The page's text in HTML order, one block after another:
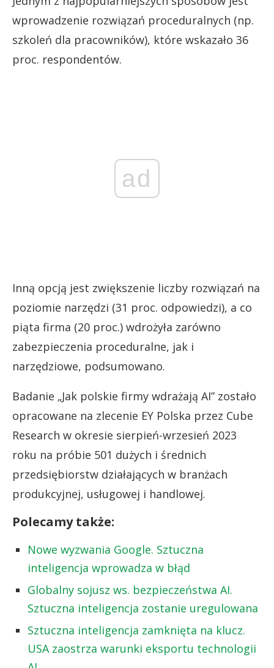
wprowadzenie rozwiązań proceduralnych (np.
szkoleń dla pracowników), które wskazało 36
proc. respondentów.
ad
Inną opcją jest zwiększenie liczby rozwiązań na
poziomie narzędzi (31 proc. odpowiedzi), a co
piąta firma (20 proc.) wdrożyła zarówno
zabezpieczenia proceduralne, jak i
narzędziowe, podsumowano.
Badanie „Jak polskie firmy wdrażają AI” zostało
opracowane na zlecenie EY Polska przez Cube
Research w okresie sierpień-wrzesień 2023
roku na próbie 501 dużych i średnich
przedsiębiorstw działających w branżach
produkcyjnej, usługowej i handlowej.
Polecamy także:
Nowe wyzwania Google. Sztuczna
inteligencja wprowadza w błąd
Globalny sojusz ws. bezpieczeństwa AI.
Sztuczna inteligencja zostanie uregulowana
Sztuczna inteligencja zamknięta na klucz.
USA zaostrza warunki eksportu technologii